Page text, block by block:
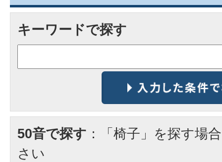
キーワードで探す
50音で探す ：「椅子」を探す場
さい